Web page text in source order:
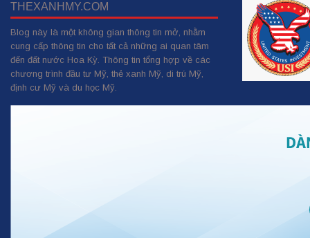
THEXANHMY.COM
Blog này là một không gian thông tin mở, nhằm
cung cấp thông tin cho tất cả những ai quan tâm
đến đất nước Hoa Kỳ. Thông tin tổng hợp về các
chương trình đầu tư Mỹ, thẻ xanh Mỹ, di trú Mỹ,
định cư Mỹ và du học Mỹ.